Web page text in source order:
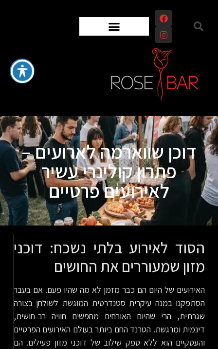
דוכן שווארמה לארועים –
פתרון קולינרי עשיר
לאירועים פרטיים
הסוד לאירוע בלתי נשכח: דוכני
מזון שמעוררים את החושים
האירועים של היום הם כבר מזמן לא מה שהיו פעם. אם בעבר
הסתפקנו במנה עיקרית סטנדרטית המוגשת לשולחן בצורה
שגרתית, הרי שהיום האורחים מחפשים חוויה רב-חושית,
דינמית ומרגשת. הטרנד החם ביותר בעולם האירועים הפרטיים
והעסקיים הוא ללא ספק שילוב של דוכני מזון פעילים. הם